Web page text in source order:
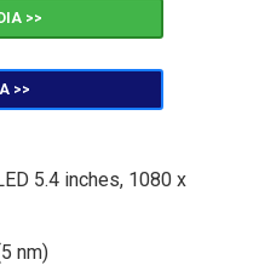
>>
>>
5.4 inches, 1080 x
nm)